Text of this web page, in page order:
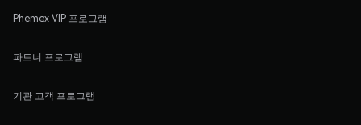
Phemex VIP 프로그램
파트너 프로그램
기관 고객 프로그램